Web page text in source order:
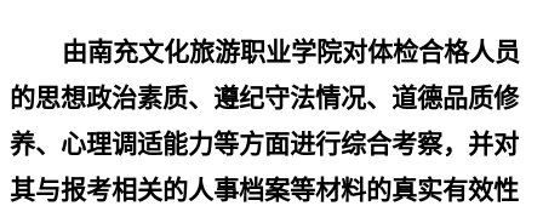
由南充文化旅游职业学院对体检合格人员
的思想政治素质、遵纪守法情况、道德品质修
养、心理调适能力等方面进行综合考察，并对
其与报考相关的人事档案等材料的真实有效性